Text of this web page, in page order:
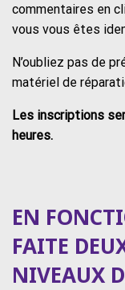
commentaires en
vous vous êtes
N’oubliez pas de
matériel de
Les inscriptions
heures.
EN
FAITE
NIVEAUX